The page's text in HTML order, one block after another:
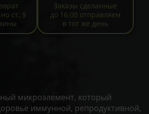
ст. 9
Заказы сделанные
до 16:00 отправляем
в тот же день
микроэлемент, который
иммунной, репродуктивной,